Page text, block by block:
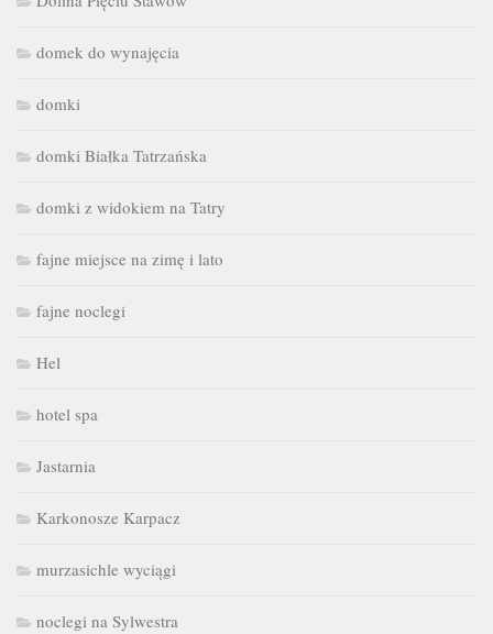
domek do wynajęcia
domki
domki Białka Tatrzańska
domki z widokiem na Tatry
fajne miejsce na zimę i lato
fajne noclegi
Hel
hotel spa
Jastarnia
Karkonosze Karpacz
murzasichle wyciągi
noclegi na Sylwestra